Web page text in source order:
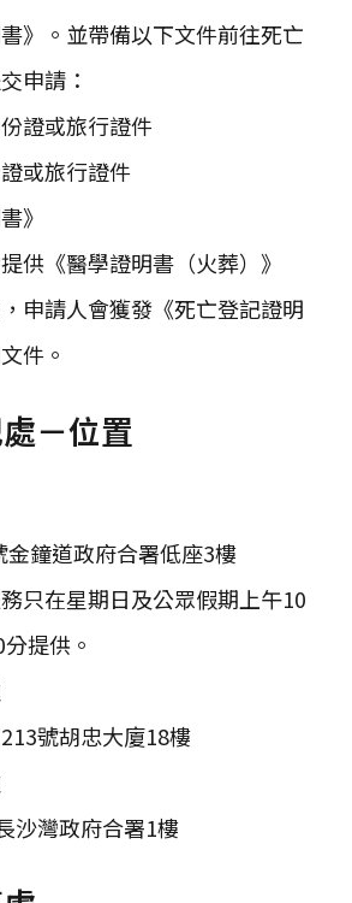
》。並帶備以下文件前往死亡
申請：
證或旅行證件
或旅行證件
》
供《醫學證明書（火葬）》
申請人會獲發《死亡登記證明
件。
－位置
金鐘道政府合署低座3樓
只在星期日及公眾假期上午10
提供。
號胡忠大廈18樓
沙灣政府合署1樓